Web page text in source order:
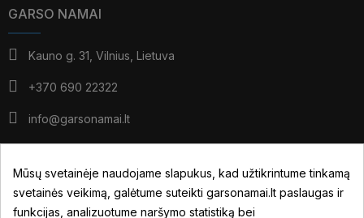
GARSO NAMAI
Kauno g. 31, Vilnius, Lietuva
+370 690 22322
info@garsonamai.lt
V: 10:00 - 18:00
*pietūs: 14:00 - 15:00
VI: pagal susitarimą
Mūsų svetainėje naudojame slapukus, kad užtikrintume tinkamą
svetainės veikimą, galėtume suteikti garsonamai.lt paslaugas ir
funkcijas, analizuotume naršymo statistiką bei